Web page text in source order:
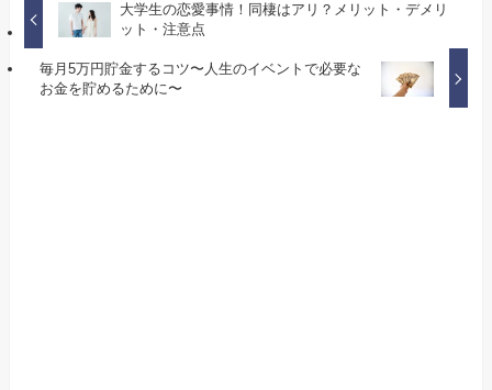
大学生の恋愛事情！同棲はアリ？メリット・デメリ
ット・注意点
毎月5万円貯金するコツ〜人生のイベントで必要な
お金を貯めるために〜